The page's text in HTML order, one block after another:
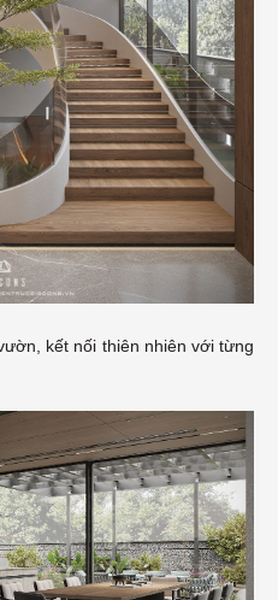
kết nối thiên nhiên với từng